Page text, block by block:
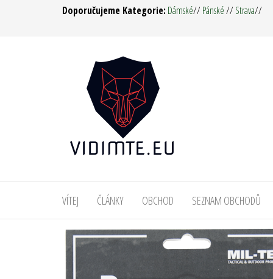
Doporučujeme Kategorie: Dámské//Pánské//Strava//
VÍTEJ ČLÁNKY OBCHOD SEZNAM OBCHODŮ